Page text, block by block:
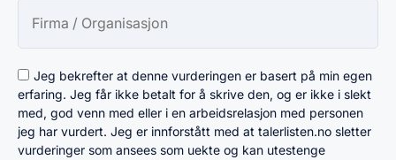
Jeg bekrefter at denne vurderingen er basert på min egen
erfaring. Jeg får ikke betalt for å skrive den, og er ikke i slekt
med, god venn med eller i en arbeidsrelasjon med personen
jeg har vurdert. Jeg er innforstått med at talerlisten.no sletter
vurderinger som ansees som uekte og kan utestenge